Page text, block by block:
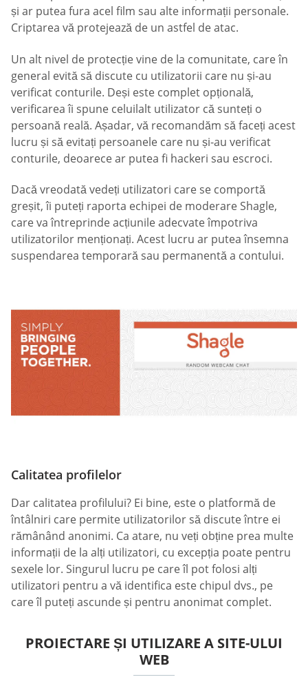
și ar putea fura acel film sau alte informații personale.
Criptarea vă protejează de un astfel de atac.
Un alt nivel de protecție vine de la comunitate, care în
general evită să discute cu utilizatorii care nu și-au
verificat conturile. Deși este complet opțională,
verificarea îi spune celuilalt utilizator că sunteți o
persoană reală. Așadar, vă recomandăm să faceți acest
lucru și să evitați persoanele care nu și-au verificat
conturile, deoarece ar putea fi hackeri sau escroci.
Dacă vreodată vedeți utilizatori care se comportă
greșit, îi puteți raporta echipei de moderare Shagle,
care va întreprinde acțiunile adecvate împotriva
utilizatorilor menționați. Acest lucru ar putea însemna
suspendarea temporară sau permanentă a contului.
Calitatea profilelor
Dar calitatea profilului? Ei bine, este o platformă de
întâlniri care permite utilizatorilor să discute între ei
rămânând anonimi. Ca atare, nu veți obține prea multe
informații de la alți utilizatori, cu excepția poate pentru
sexele lor. Singurul lucru pe care îl pot folosi alți
utilizatori pentru a vă identifica este chipul dvs., pe
care îl puteți ascunde și pentru anonimat complet.
PROIECTARE ȘI UTILIZARE A SITE-ULUI
WEB